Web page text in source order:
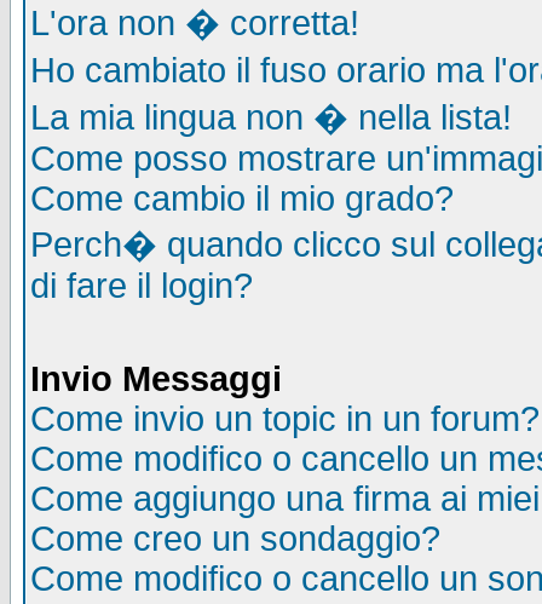
L'ora non � corretta!
Ho cambiato il fuso orario ma
La mia lingua non � nella lista!
Come posso mostrare
Come cambio il mio grado?
Perch� quando clicco sul
di fare il login?
Invio Messaggi
Come invio un topic in un forum?
Come modifico o cancello un
Come aggiungo una firma ai
Come creo un sondaggio?
Come modifico o cancello un